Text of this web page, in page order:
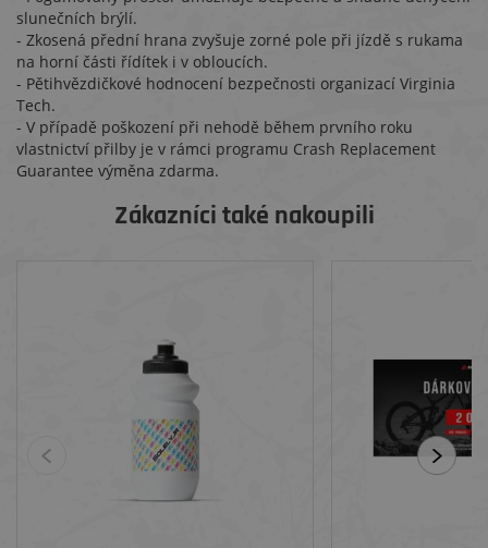
slunečních brýlí.
- Zkosená přední hrana zvyšuje zorné pole při jízdě s rukama
na horní části řídítek i v obloucích.
- Pětihvězdičkové hodnocení bezpečnosti organizací Virginia
Tech.
- V případě poškození při nehodě během prvního roku
vlastnictví přilby je v rámci programu Crash Replacement
Guarantee výměna zdarma.
Zákazníci také nakoupili